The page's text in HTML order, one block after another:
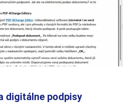
digitálne podpisy